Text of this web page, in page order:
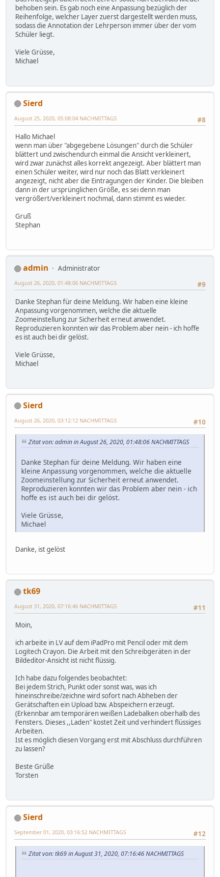
behoben sein. Es gab noch eine Anpassung bezüglich der
Reihenfolge, welcher Layer zuerst dargestellt werden muss,
sodass die Annotation der Lehrperson immer über der vom
Schüler liegt.
Viele Grüsse,
Michael
Sierd
#8
August 25, 2020, 05:08:04 NACHMITTAGS
Hallo Michael
wenn man über "abgegebene Lösungen" durch die Schüler
blättert und zwischendurch einmal die Ansicht verkleinert,
wird zwar zunächst alles korrekt angezeigt. Aber blättert man
einen Schüler weiter, wird nur noch das Blatt verkleinert
angezeigt, nicht aber die Eintragungen der Kinder. Die bleiben
dann in der ursprünglichen Größe, es sei denn man
vergrößert/verkleinert nochmal, dann stimmt es wieder.
Gruß
Stephan
admin
Administrator
#9
August 26, 2020, 01:48:06 NACHMITTAGS
Danke Stephan für deine Meldung. Wir haben eine kleine
Anpassung vorgenommen, welche die aktuelle
Zoomeinstellung zur Sicherheit erneut anwendet.
Reproduzieren konnten wir das Problem aber nein - ich hoffe
es ist auch bei dir gelöst.
Viele Grüsse,
Michael
Sierd
#10
August 26, 2020, 03:12:12 NACHMITTAGS
Zitat von: admin in August 26, 2020, 01:48:06 NACHMITTAGS
Danke Stephan für deine Meldung. Wir haben eine
kleine Anpassung vorgenommen, welche die aktuelle
Zoomeinstellung zur Sicherheit erneut anwendet.
Reproduzieren konnten wir das Problem aber nein - ich
hoffe es ist auch bei dir gelöst.
Viele Grüsse,
Michael
Danke, ist gelöst
tk69
#11
August 31, 2020, 07:16:46 NACHMITTAGS
Moin,
ich arbeite in LV auf dem iPadPro mit Pencil oder mit dem
Logitech Crayon. Die Arbeit mit den Schreibgeräten in der
Bildeditor-Ansicht ist nicht flüssig.
Ich habe dazu folgendes beobachtet:
Bei jedem Strich, Punkt oder sonst was, was ich
hineinschreibe/zeichne wird sofort nach Abheben der
Gerätschaften ein Upload bzw. Abspeichern erzeugt.
(Erkennbar am temporären weißen Ladebalken oberhalb des
Fensters. Dieses ,,Laden" kostet Zeit und verhindert flüssiges
Arbeiten.
Ist es möglich diesen Vorgang erst mit Abschluss durchführen
zu lassen?
Beste Grüße
Torsten
Sierd
#12
September 01, 2020, 03:16:52 NACHMITTAGS
Zitat von: tk69 in August 31, 2020, 07:16:46 NACHMITTAGS